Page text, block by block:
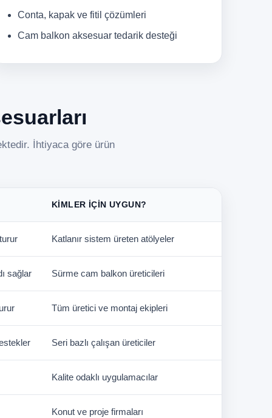
Conta, kapak ve fitil çözümleri
Cam balkon aksesuar tedarik desteği
İhtiyaca göre ürün
KIMLER İÇIN UYGUN?
Katlanır sistem üreten atölyeler
sağlar Sürme cam balkon üreticileri
Tüm üretici ve montaj ekipleri
Seri bazlı çalışan üreticiler
Kalite odaklı uygulamacılar
Konut ve proje firmaları